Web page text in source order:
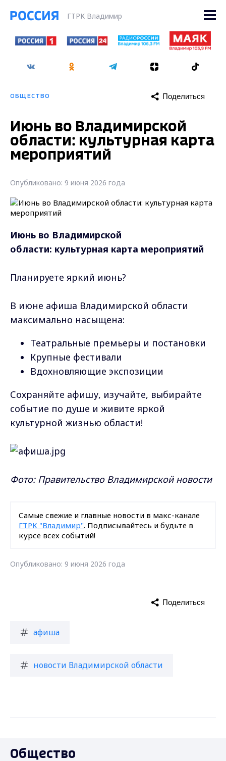
ГТРК Владимир
ОБЩЕСТВО Поделиться
Июнь во Владимирской
области: культурная карта
мероприятий
Опубликовано: 9 июня 2026 года
Июнь во Владимирской
области: культурная карта мероприятий
Планируете яркий июнь?
В июне афиша Владимирской области
максимально насыщена:
Театральные премьеры и постановки
Крупные фестивали
Вдохновляющие экспозиции
Сохраняйте афишу, изучайте, выбирайте
событие по душе и живите яркой
культурной жизнью области!
Фото: Правительство Владимирской новости
Самые свежие и главные новости в макс-канале
ГТРК "Владимир". Подписывайтесь и будьте в
курсе всех событий!
Опубликовано: 9 июня 2026 года
афиша
новости Владимирской области
Поделиться
Общество